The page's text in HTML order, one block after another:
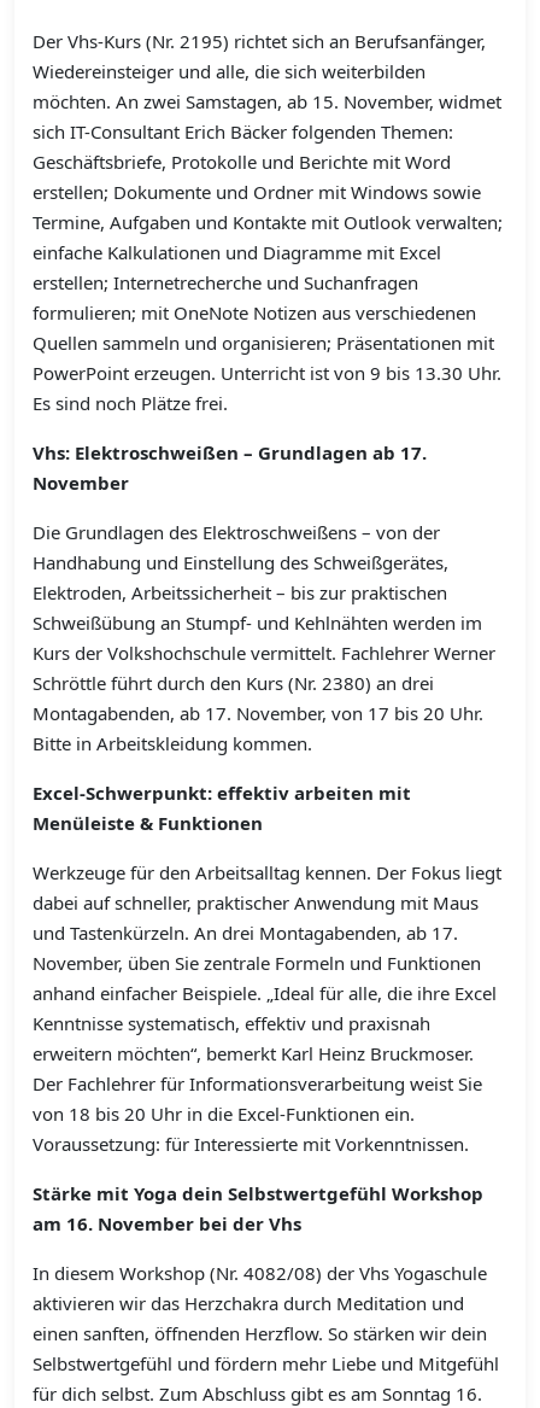
Der Vhs-Kurs (Nr. 2195) richtet sich an Berufsanfänger,
Wiedereinsteiger und alle, die sich weiterbilden
möchten. An zwei Samstagen, ab 15. November, widmet
sich IT-Consultant Erich Bäcker folgenden Themen:
Geschäftsbriefe, Protokolle und Berichte mit Word
erstellen; Dokumente und Ordner mit Windows sowie
Termine, Aufgaben und Kontakte mit Outlook verwalten;
einfache Kalkulationen und Diagramme mit Excel
erstellen; Internetrecherche und Suchanfragen
formulieren; mit OneNote Notizen aus verschiedenen
Quellen sammeln und organisieren; Präsentationen mit
PowerPoint erzeugen. Unterricht ist von 9 bis 13.30 Uhr.
Es sind noch Plätze frei.
Vhs: Elektroschweißen – Grundlagen ab 17.
November
Die Grundlagen des Elektroschweißens – von der
Handhabung und Einstellung des Schweißgerätes,
Elektroden, Arbeitssicherheit – bis zur praktischen
Schweißübung an Stumpf- und Kehlnähten werden im
Kurs der Volkshochschule vermittelt. Fachlehrer Werner
Schröttle führt durch den Kurs (Nr. 2380) an drei
Montagabenden, ab 17. November, von 17 bis 20 Uhr.
Bitte in Arbeitskleidung kommen.
Excel-Schwerpunkt: effektiv arbeiten mit
Menüleiste & Funktionen
Werkzeuge für den Arbeitsalltag kennen. Der Fokus liegt
dabei auf schneller, praktischer Anwendung mit Maus
und Tastenkürzeln. An drei Montagabenden, ab 17.
November, üben Sie zentrale Formeln und Funktionen
anhand einfacher Beispiele. „Ideal für alle, die ihre Excel
Kenntnisse systematisch, effektiv und praxisnah
erweitern möchten“, bemerkt Karl Heinz Bruckmoser.
Der Fachlehrer für Informationsverarbeitung weist Sie
von 18 bis 20 Uhr in die Excel-Funktionen ein.
Voraussetzung: für Interessierte mit Vorkenntnissen.
Stärke mit Yoga dein Selbstwertgefühl Workshop
am 16. November bei der Vhs
In diesem Workshop (Nr. 4082/08) der Vhs Yogaschule
aktivieren wir das Herzchakra durch Meditation und
einen sanften, öffnenden Herzflow. So stärken wir dein
Selbstwertgefühl und fördern mehr Liebe und Mitgefühl
für dich selbst. Zum Abschluss gibt es am Sonntag 16.